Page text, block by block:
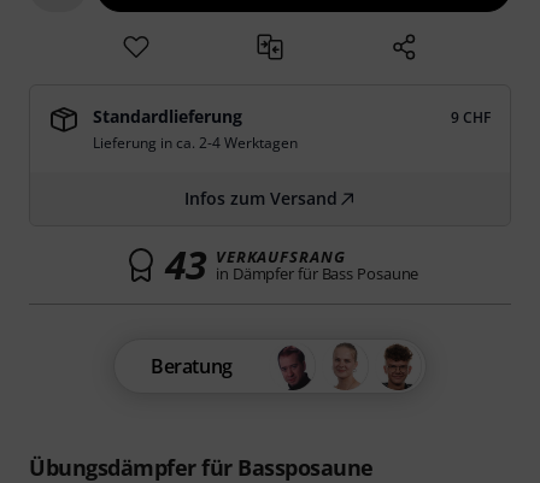
Übungsdämpfer für Bassposaune
Standardlieferung
9 CHF
Lieferung in ca. 2-4 Werktagen
Infos zum Versand
43 VERKAUFSRANG
in Dämpfer für Bass Posaune
Beratung